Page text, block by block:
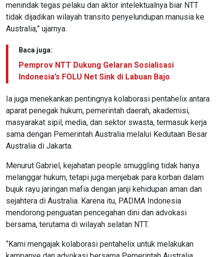
menindak tegas pelaku dan aktor intelektualnya biar NTT
tidak dijadikan wilayah transito penyelundupan manusia ke
Australia,” ujarnya.
Baca juga:
Pemprov NTT Dukung Gelaran Sosialisasi
Indonesia’s FOLU Net Sink di Labuan Bajo
Ia juga menekankan pentingnya kolaborasi pentahelix antara
aparat penegak hukum, pemerintah daerah, akademisi,
masyarakat sipil, media, dan sektor swasta, termasuk kerja
sama dengan Pemerintah Australia melalui Kedutaan Besar
Australia di Jakarta.
Menurut Gabriel, kejahatan people smuggling tidak hanya
melanggar hukum, tetapi juga menjebak para korban dalam
bujuk rayu jaringan mafia dengan janji kehidupan aman dan
sejahtera di Australia. Karena itu, PADMA Indonesia
mendorong penguatan pencegahan dini dan advokasi
bersama, terutama di wilayah selatan NTT.
“Kami mengajak kolaborasi pentahelix untuk melakukan